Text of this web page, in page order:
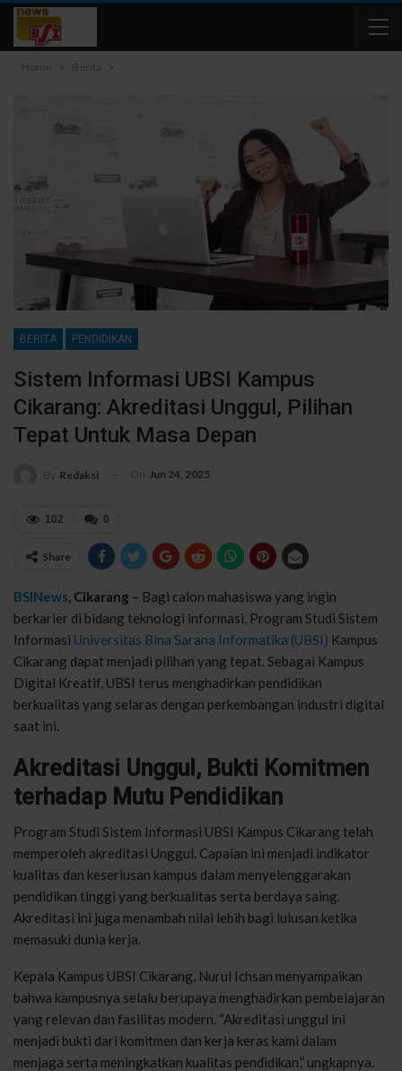
Home Berita
BERITA PENDIDIKAN
Sistem Informasi UBSI Kampus
Cikarang: Akreditasi Unggul, Pilihan
Tepat Untuk Masa Depan
By Redaksi On Jun 24, 2025
0
102
Share
BSINews, Cikarang – Bagi calon mahasiswa yang ingin
berkarier di bidang teknologi informasi, Program Studi Sistem
Informasi Universitas Bina Sarana Informatika (UBSI) Kampus
Cikarang dapat menjadi pilihan yang tepat. Sebagai Kampus
Digital Kreatif, UBSI terus menghadirkan pendidikan
berkualitas yang selaras dengan perkembangan industri digital
saat ini.
Akreditasi Unggul, Bukti Komitmen
terhadap Mutu Pendidikan
Program Studi Sistem Informasi UBSI Kampus Cikarang telah
memperoleh akreditasi Unggul. Capaian ini menjadi indikator
kualitas dan keseriusan kampus dalam menyelenggarakan
pendidikan tinggi yang berkualitas serta berdaya saing.
Akreditasi ini juga menambah nilai lebih bagi lulusan ketika
memasuki dunia kerja.
Kepala Kampus UBSI Cikarang, Nurul Ichsan menyampaikan
bahwa kampusnya selalu berupaya menghadirkan pembelajaran
yang relevan dan fasilitas modern. “Akreditasi unggul ini
menjadi bukti dari komitmen dan kerja keras kami dalam
menjaga serta meningkatkan kualitas pendidikan,” ungkapnya.